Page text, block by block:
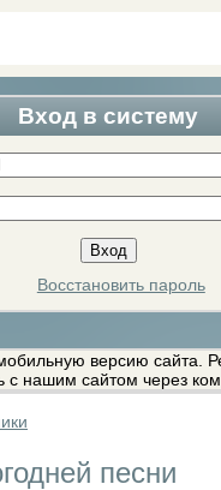
Вход в систему
Восстановить пароль
версию сайта.
с нашим сайтом через
песни